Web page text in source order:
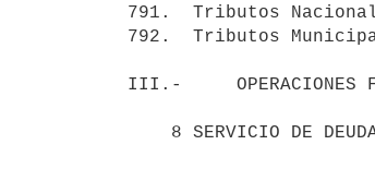
791.  Tributos
792.  Tributos
III.-